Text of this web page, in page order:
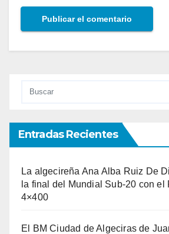
Entradas Recientes
La algecireña Ana Alba Ruiz De
la final del Mundial Sub-20 con el
4×400
El BM Ciudad de Algeciras de